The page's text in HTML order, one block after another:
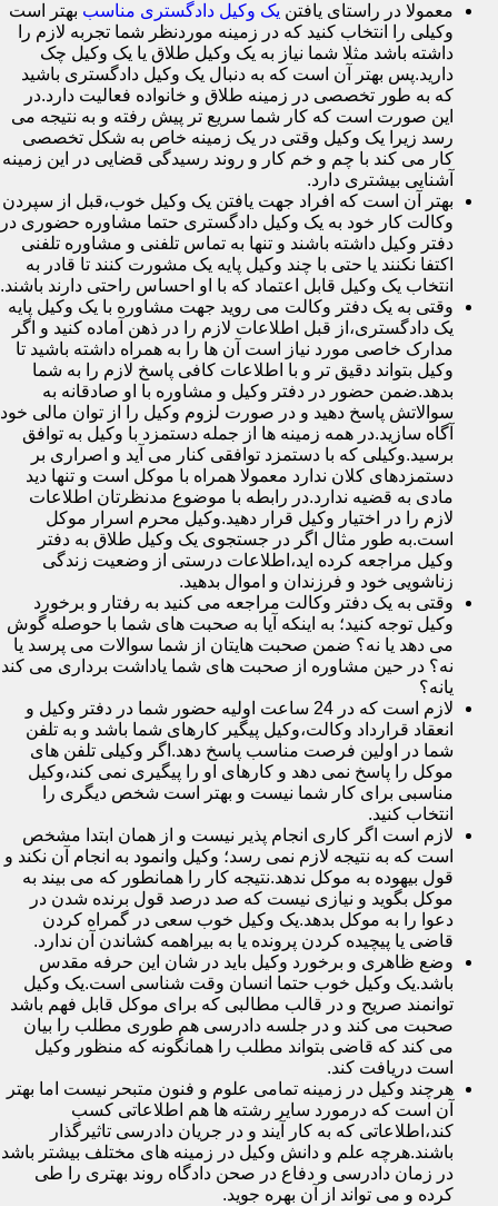
معمولا در راستای یافتن یک وکیل دادگستری مناسب بهتر است
وکیلی را انتخاب کنید که در زمینه موردنظر شما تجربه لازم را
داشته باشد مثلا شما نیاز به یک وکیل طلاق یا یک وکیل چک
دارید.پس بهتر آن است که به دنبال یک وکیل دادگستری باشید
که به طور تخصصی در زمینه طلاق و خانواده فعالیت دارد.در
این صورت است که کار شما سریع تر پیش رفته و به نتیجه می
رسد زیرا یک وکیل وقتی در یک زمینه خاص به شکل تخصصی
کار می کند با چم و خم کار و روند رسیدگی قضایی در این زمینه
آشنایی بیشتری دارد.
بهتر آن است که افراد جهت یافتن یک وکیل خوب،قبل از سپردن
وکالت کار خود به یک وکیل دادگستری حتما مشاوره حضوری در
دفتر وکیل داشته باشند و تنها به تماس تلفنی و مشاوره تلفنی
اکتفا نکنند یا حتی با چند وکیل پایه یک مشورت کنند تا قادر به
انتخاب یک وکیل قابل اعتماد که با او احساس راحتی دارند باشند.
وقتی به یک دفتر وکالت می روید جهت مشاوره با یک وکیل پایه
یک دادگستری،از قبل اطلاعات لازم را در ذهن آماده کنید و اگر
مدارک خاصی مورد نیاز است آن ها را به همراه داشته باشید تا
وکیل بتواند دقیق تر و با اطلاعات کافی پاسخ لازم را به شما
بدهد.ضمن حضور در دفتر وکیل و مشاوره با او صادقانه به
سوالاتش پاسخ دهید و در صورت لزوم وکیل را از توان مالی خود
آگاه سازید.در همه زمینه ها از جمله دستمزد با وکیل به توافق
برسید.وکیلی که با دستمزد توافقی کنار می آید و اصراری بر
دستمزدهای کلان ندارد معمولا همراه با موکل است و تنها دید
مادی به قضیه ندارد.در رابطه با موضوع مدنظرتان اطلاعات
لازم را در اختیار وکیل قرار دهید.وکیل محرم اسرار موکل
است.به طور مثال اگر در جستجوی یک وکیل طلاق به دفتر
وکیل مراجعه کرده اید،اطلاعات درستی از وضعیت زندگی
زناشویی خود و فرزندان و اموال بدهید.
وقتی به یک دفتر وکالت مراجعه می کنید به رفتار و برخورد
وکیل توجه کنید؛ به اینکه آیا به صحبت های شما با حوصله گوش
می دهد یا نه؟ ضمن صحبت هایتان از شما سوالات می پرسد یا
نه؟ در حین مشاوره از صحبت های شما یاداشت برداری می کند
یانه؟
لازم است که در 24 ساعت اولیه حضور شما در دفتر وکیل و
انعقاد قرارداد وکالت،وکیل پیگیر کارهای شما باشد و به تلفن
شما در اولین فرصت مناسب پاسخ دهد.اگر وکیلی تلفن های
موکل را پاسخ نمی دهد و کارهای او را پیگیری نمی کند،وکیل
مناسبی برای کار شما نیست و بهتر است شخص دیگری را
انتخاب کنید.
لازم است اگر کاری انجام پذیر نیست و از همان ابتدا مشخص
است که به نتیجه لازم نمی رسد؛ وکیل وانمود به انجام آن نکند و
قول بیهوده به موکل ندهد.نتیجه کار را همانطور که می بیند به
موکل بگوید و نیازی نیست که صد درصد قول برنده شدن در
دعوا را به موکل بدهد.یک وکیل خوب سعی در گمراه کردن
قاضی یا پیچیده کردن پرونده یا به بیراهمه کشاندن آن ندارد.
وضع ظاهری و برخورد وکیل باید در شان این حرفه مقدس
باشد.یک وکیل خوب حتما انسان وقت شناسی است.یک وکیل
توانمند صریح و در قالب مطالبی که برای موکل قابل فهم باشد
صحبت می کند و در جلسه دادرسی هم طوری مطلب را بیان
می کند که قاضی بتواند مطلب را همانگونه که منظور وکیل
است دریافت کند.
هرچند وکیل در زمینه تمامی علوم و فنون متبحر نیست اما بهتر
آن است که درمورد سایر رشته ها هم اطلاعاتی کسب
کند،اطلاعاتی که به کار آیند و در جریان دادرسی تاثیرگذار
باشند.هرچه علم و دانش وکیل در زمینه های مختلف بیشتر باشد
در زمان دادرسی و دفاع در صحن دادگاه روند بهتری را طی
کرده و می تواند از آن بهره جوید.